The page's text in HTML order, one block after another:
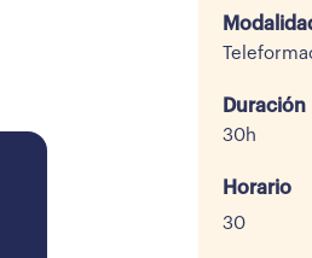
Duración
30h
Horario
30